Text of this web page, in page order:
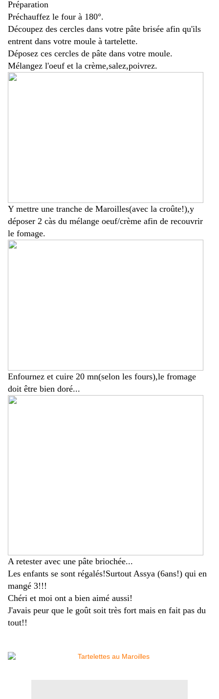
Préparation
Préchauffez le four à 180°.
Découpez des cercles dans votre pâte brisée afin qu'ils
entrent dans votre moule à tartelette.
Déposez ces cercles de pâte dans votre moule.
Mélangez l'oeuf et la crème,salez,poivrez.
Y mettre une tranche de Maroilles(avec la croûte!),y
déposer 2 càs du mélange oeuf/crème afin de recouvrir
le fomage.
Enfournez et cuire 20 mn(selon les fours),le fromage
doit être bien doré...
A retester avec une pâte briochée...
Les enfants se sont régalés!Surtout Assya (6ans!) qui en
mangé 3!!!
Chéri et moi ont a bien aimé aussi!
J'avais peur que le goût soit très fort mais en fait pas du
tout!!